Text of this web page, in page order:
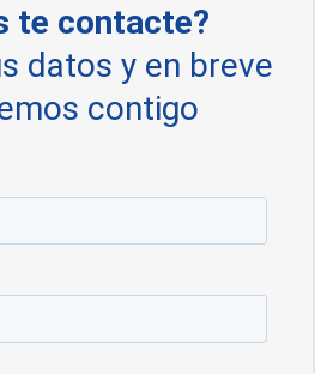
te contacte?
datos y en breve
contigo